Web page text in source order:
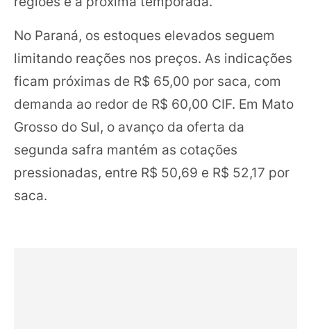
No Paraná, os estoques elevados seguem
limitando reações nos preços. As indicações
ficam próximas de R$ 65,00 por saca, com
demanda ao redor de R$ 60,00 CIF. Em Mato
Grosso do Sul, o avanço da oferta da
segunda safra mantém as cotações
pressionadas, entre R$ 50,69 e R$ 52,17 por
saca.